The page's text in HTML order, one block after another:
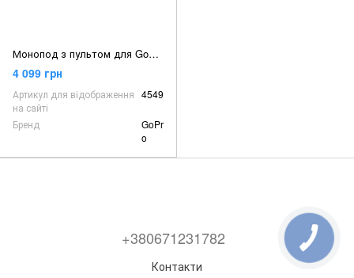
Монопод з пультом для GoPro 25-122 см водостійкий GoPro Extension Pole
4 099 грн
Артикул для відображення
на сайті
4549
Бренд
GoPr
o
+380671231782
Контакти